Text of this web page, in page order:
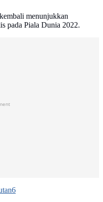
menunjukkan
pada Piala Dunia 2022.